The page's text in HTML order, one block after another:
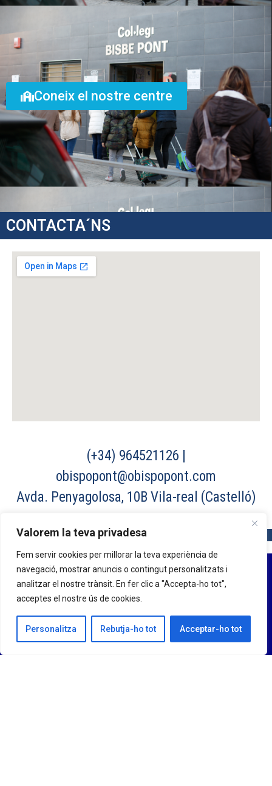
Valorem la teva privadesa
Fem servir cookies per millorar la teva experiència de
navegació, mostrar anuncis o contingut personalitzats i
analitzar el nostre trànsit. En fer clic a "Accepta-ho tot",
acceptes el nostre ús de cookies.
Personalitza Rebutja-ho tot Acceptar-ho tot
Coneix el nostre centre
CONTACTA´NS
(+34) 964521126 |
obispopont@obispopont.com
Avda. Penyagolosa, 10B Vila-real (Castelló)